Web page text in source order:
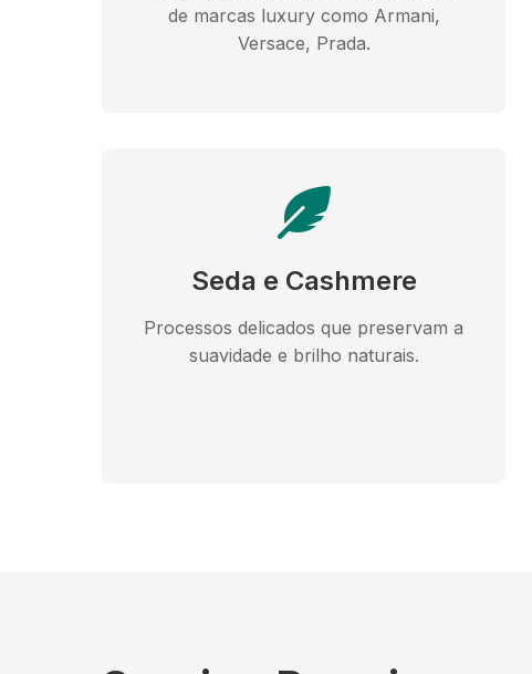
de marcas luxury como Armani,
Versace, Prada.
Seda e Cashmere
Processos delicados que preservam a
suavidade e brilho naturais.